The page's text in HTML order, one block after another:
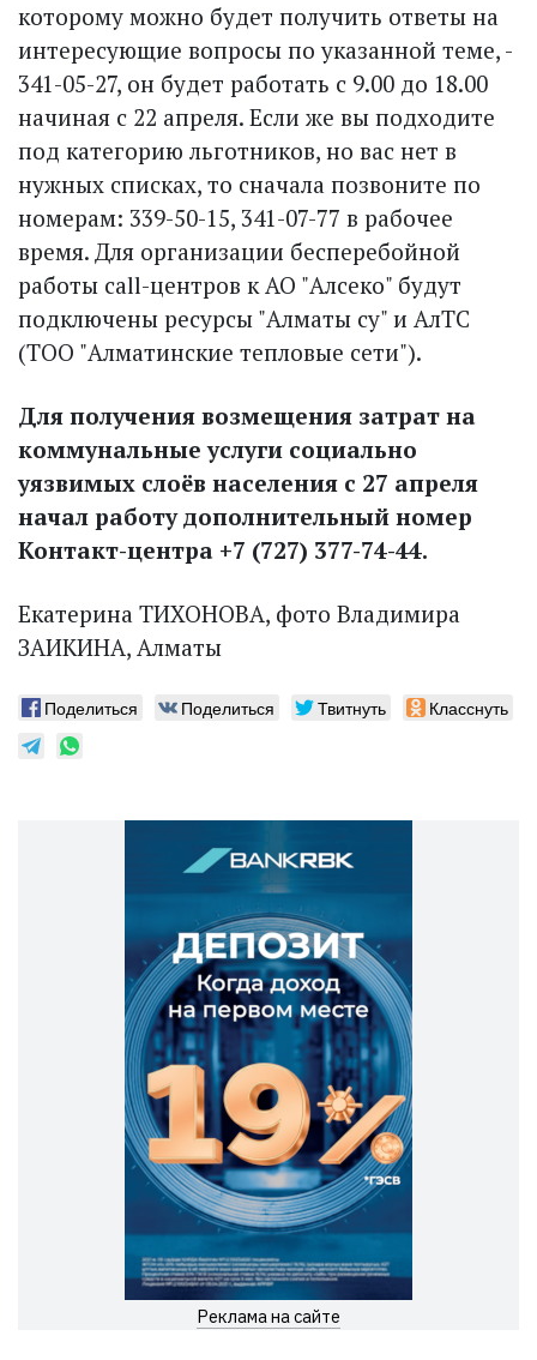
которому можно будет получить ответы на
интересующие вопросы по указанной теме, -
341-05-27, он будет работать с 9.00 до 18.00
начиная с 22 апреля. Если же вы подходите
под категорию льготников, но вас нет в
нужных списках, то сначала позвоните по
номерам: 339-50-15, 341-07-77 в рабочее
время. Для организации бесперебойной
работы call-центров к АО "Алсеко" будут
подключены ресурсы "Алматы су" и АлТС
(ТОО "Алматинские тепловые сети").
Для получения возмещения затрат на
коммунальные услуги социально
уязвимых слоёв населения с 27 апреля
начал работу дополнительный номер
Контакт-центра +7 (727) 377-74-44.
Екатерина ТИХОНОВА, фото Владимира
ЗАИКИНА, Алматы
Поделиться Поделиться Твитнуть Класснуть
Реклама на сайте